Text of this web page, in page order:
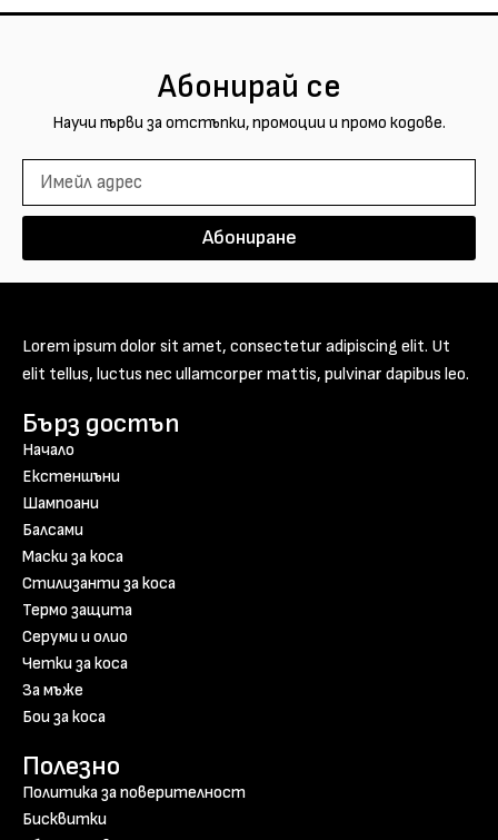
Абонирай се
Научи първи за отстъпки, промоции и промо кодове.
Абониране
Lorem ipsum dolor sit amet, consectetur adipiscing elit. Ut
elit tellus, luctus nec ullamcorper mattis, pulvinar dapibus leo.
Бърз достъп
Начало
Екстеншъни
Шампоани
Балсами
Маски за коса
Стилизанти за коса
Термо защита
Серуми и олио
Четки за коса
За мъже
Бои за коса
Полезно
Политика за поверителност
Бисквитки